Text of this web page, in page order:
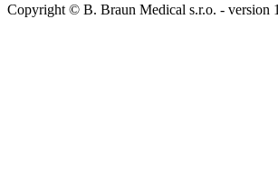
Copyright © B. Braun Medical s.r.o. - version